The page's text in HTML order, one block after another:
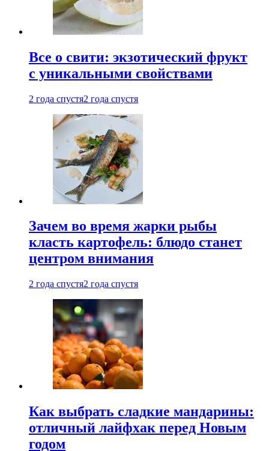
Все о свити: экзотический фрукт
с уникальными свойствами
2 года спустя2 года спустя
Зачем во время жарки рыбы
класть картофель: блюдо станет
центром внимания
2 года спустя2 года спустя
Как выбрать сладкие мандарины:
отличный лайфхак перед Новым
годом